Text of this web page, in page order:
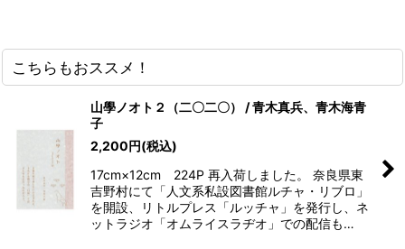
こちらもおススメ！
山學ノオト２（二〇二〇） / 青木真兵、青木海青
子
2,200円(税込)
17cm×12cm 224P 再入荷しました。 奈良県東
吉野村にて「人文系私設図書館ルチャ・リブロ」
を開設、リトルプレス「ルッチャ」を発行し、ネ
ットラジオ「オムライスラヂオ」での配信も…